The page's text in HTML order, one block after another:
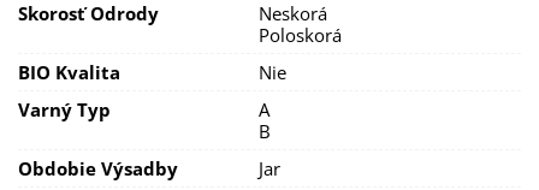
Skorosť Odrody
Neskorá
Poloskorá
BIO Kvalita
Nie
Varný Typ
A
B
Obdobie Výsadby
Jar